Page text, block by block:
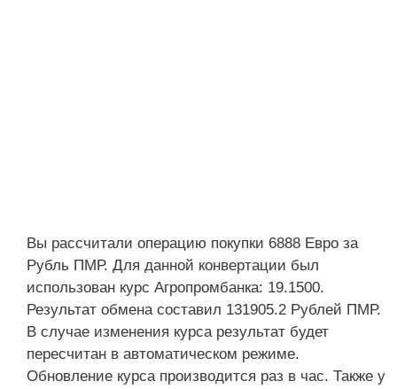
Вы рассчитали операцию покупки 6888 Евро за
Рубль ПМР. Для данной конвертации был
использован курс Агропромбанка: 19.1500.
Результат обмена составил 131905.2 Рублей ПМР.
В случае изменения курса результат будет
пересчитан в автоматическом режиме.
Обновление курса производится раз в час. Также у